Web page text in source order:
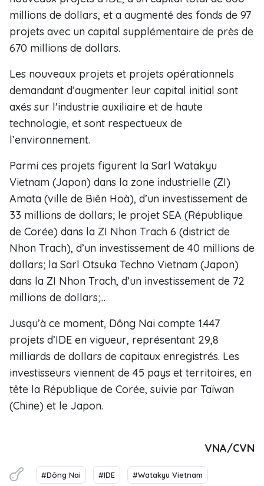
millions de dollars, et a augmenté des fonds de 97
projets avec un capital supplémentaire de près de
670 millions de dollars.
Les nouveaux projets et projets opérationnels
demandant d’augmenter leur capital initial sont
axés sur l'industrie auxiliaire et de haute
technologie, et sont respectueux de
l’environnement.
Parmi ces projets figurent la Sarl Watakyu
Vietnam (Japon) dans la zone industrielle (ZI)
Amata (ville de Biên Hoà), d’un investissement de
33 millions de dollars; le projet SEA (République
de Corée) dans la ZI Nhon Trach 6 (district de
Nhon Trach), d’un investissement de 40 millions de
dollars; la Sarl Otsuka Techno Vietnam (Japon)
dans la ZI Nhon Trach, d’un investissement de 72
millions de dollars;...
Jusqu’à ce moment, Dông Nai compte 1.447
projets d’IDE en vigueur, représentant 29,8
milliards de dollars de capitaux enregistrés. Les
investisseurs viennent de 45 pays et territoires, en
tête la République de Corée, suivie par Taïwan
(Chine) et le Japon.
VNA/CVN
#Dông Nai #IDE #Watakyu Vietnam